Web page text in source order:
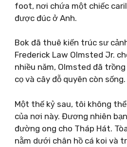
foot, nơi chứa một chiếc
được đúc ở Anh.
Bok đã thuê kiến ​​trúc sư
Frederick Law Olmsted Jr.
nhiều năm, Olmsted đã
cọ và cây đỗ quyên còn sống.
Một thế kỷ sau, tôi không
của nơi này. Đương nhiên
đường ong cho Tháp Hát.
nằm dưới chân hồ cá koi và